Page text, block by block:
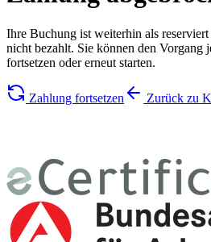
Ihre Buchung ist weiterhin als reserviert
nicht bezahlt. Sie können den Vorgang
fortsetzen oder erneut starten.
Zahlung fortsetzen Zurück zu